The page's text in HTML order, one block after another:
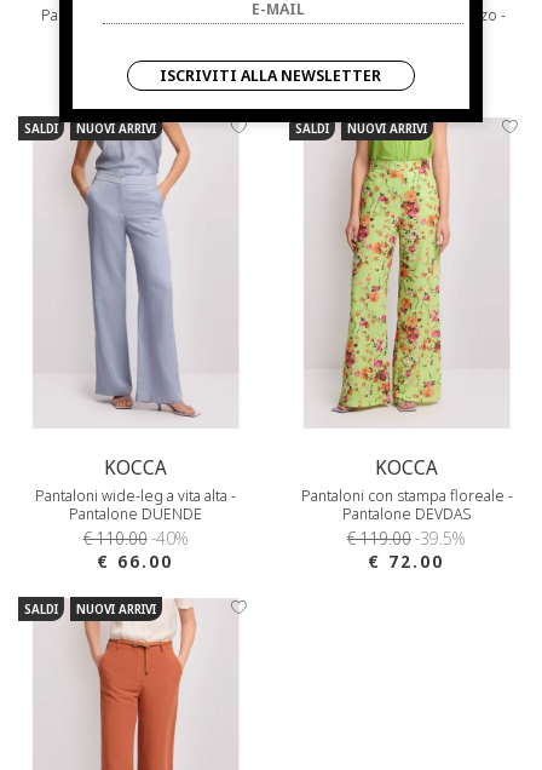
Pantaloni eleganti a palazzo
€ 99.00-39.4%
€ 60.00
Pantaloni eleganti a palazzo -
€ 99.00
€ 60.00
SALDI NUOVI ARRIVI
KOCCA
Pantaloni wide-leg a vita alta -
Pantalone DUENDE
€ 110.00-40%
€ 66.00
SALDI NUOVI ARRIVI
KOCCA
Pantaloni con stampa floreale -
Pantalone DEVDAS
€ 119.00-39.5%
€ 72.00
SALDI NUOVI ARRIVI
ISCRIVITI ALLA NEWSLETTER